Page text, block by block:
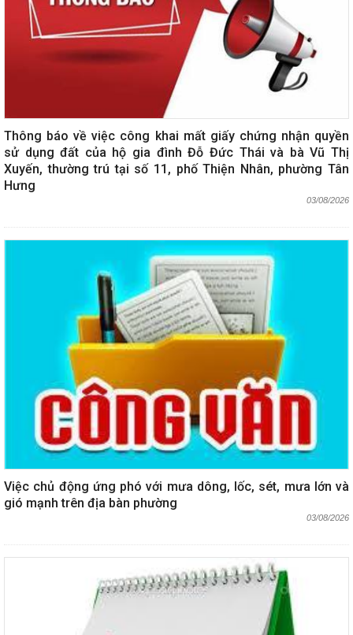
Thông báo về việc công khai mất giấy chứng nhận quyền
sử dụng đất của hộ gia đình Đỗ Đức Thái và bà Vũ Thị
Xuyến, thường trú tại số 11, phố Thiện Nhân, phường Tân
Hưng
03/08/2026
Việc chủ động ứng phó với mưa dông, lốc, sét, mưa lớn và
gió mạnh trên địa bàn phường
03/08/2026